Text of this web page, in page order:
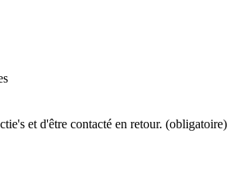
et d'être contacté en retour. (obligatoire)